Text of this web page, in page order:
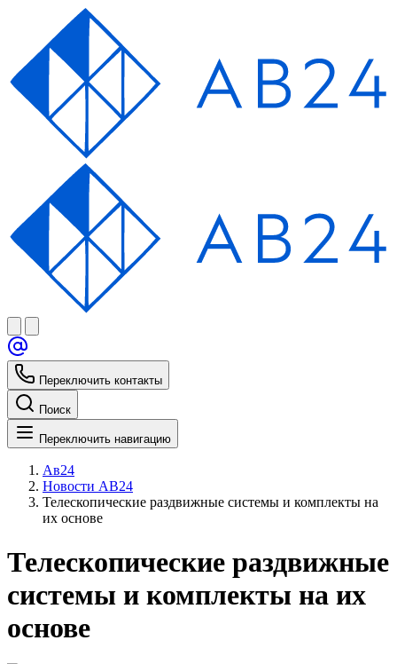
Переключить контакты
Поиск
Переключить навигацию
Ав24
Новости АВ24
Телескопические раздвижные системы и комплекты на
их основе
Телескопические раздвижные
системы и комплекты на их
основе